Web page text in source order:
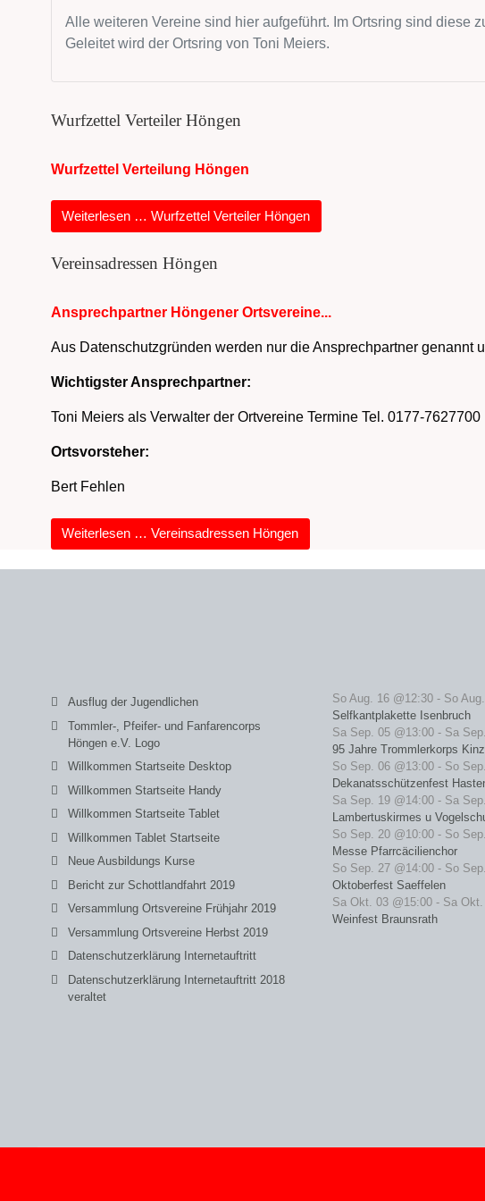
Alle weiteren Vereine sind hier aufgeführt. Im Ortsring sind diese
Geleitet wird der Ortsring von Toni Meiers.
Wurfzettel Verteiler Höngen
Wurfzettel Verteilung Höngen
Weiterlesen … Wurfzettel Verteiler Höngen
Vereinsadressen Höngen
Ansprechpartner Höngener Ortsvereine...
Aus Datenschutzgründen werden nur die Ansprechpartner genannt
Wichtigster Ansprechpartner:
Toni Meiers als Verwalter der Ortvereine Termine Tel. 0177-7627700
Ortsvorsteher:
Bert Fehlen
Weiterlesen … Vereinsadressen Höngen
Ausflug der Jugendlichen
Tommler-, Pfeifer- und Fanfarencorps
Höngen e.V. Logo
Willkommen Startseite Desktop
Willkommen Startseite Handy
Willkommen Startseite Tablet
Willkommen Tablet Startseite
Neue Ausbildungs Kurse
Bericht zur Schottlandfahrt 2019
Versammlung Ortsvereine Frühjahr 2019
Versammlung Ortsvereine Herbst 2019
Datenschutzerklärung Internetauftritt
Datenschutzerklärung Internetauftritt 2018
veraltet
So Aug. 16 @12:30 - So
Selfkantplakette Isenbruch
Sa Sep. 05 @13:00 - Sa
95 Jahre Trommlerkorps
So Sep. 06 @13:00 - So
Dekanatsschützenfest
Sa Sep. 19 @14:00 - Sa
Lambertuskirmes u
So Sep. 20 @10:00 - So
Messe Pfarrcäcilienchor
So Sep. 27 @14:00 - So
Oktoberfest Saeffelen
Sa Okt. 03 @15:00 - Sa
Weinfest Braunsrath